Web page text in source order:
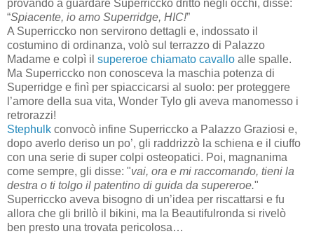
provando a guardare Superriccko dritto negli occhi, disse:
“Spiacente, io amo Superridge, HIC!”
A Superriccko non servirono dettagli e, indossato il
costumino di ordinanza, volò sul terrazzo di Palazzo
Madame e colpì il supereroe chiamato cavallo alle spalle.
Ma Superriccko non conosceva la maschia potenza di
Superridge e finì per spiaccicarsi al suolo: per proteggere
l’amore della sua vita, Wonder Tylo gli aveva manomesso i
retrorazzi!
Stephulk convocò infine Superriccko a Palazzo Graziosi e,
dopo averlo deriso un po’, gli raddrizzò la schiena e il ciuffo
con una serie di super colpi osteopatici. Poi, magnanima
come sempre, gli disse: "vai, ora e mi raccomando, tieni la
destra o ti tolgo il patentino di guida da supereroe."
Superriccko aveva bisogno di un’idea per riscattarsi e fu
allora che gli brillò il bikini, ma la Beautifulronda si rivelò
ben presto una trovata pericolosa…